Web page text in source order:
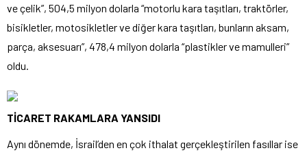
ve çelik”, 504,5 milyon dolarla “motorlu kara taşıtları, traktörler,
bisikletler, motosikletler ve diğer kara taşıtları, bunların aksam,
parça, aksesuarı”, 478,4 milyon dolarla “plastikler ve mamulleri”
oldu.
TİCARET RAKAMLARA YANSIDI
Aynı dönemde, İsrail’den en çok ithalat gerçekleştirilen fasıllar ise